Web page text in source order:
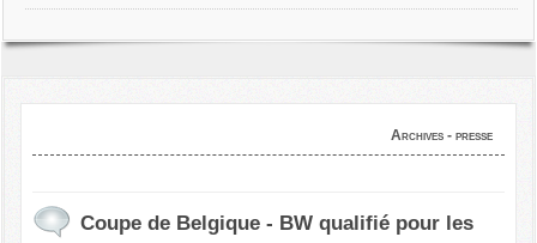
Archives - presse
Coupe de Belgique - BW qualifié pour les